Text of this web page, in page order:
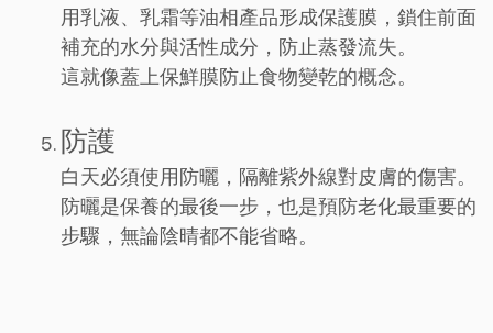
用乳液、乳霜等油相產品形成保護膜，鎖住前面
補充的水分與活性成分，防止蒸發流失。
這就像蓋上保鮮膜防止食物變乾的概念。
防護
白天必須使用防曬，隔離紫外線對皮膚的傷害。
防曬是保養的最後一步，也是預防老化最重要的
步驟，無論陰晴都不能省略。